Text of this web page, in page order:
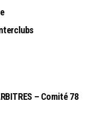
– Comité 78